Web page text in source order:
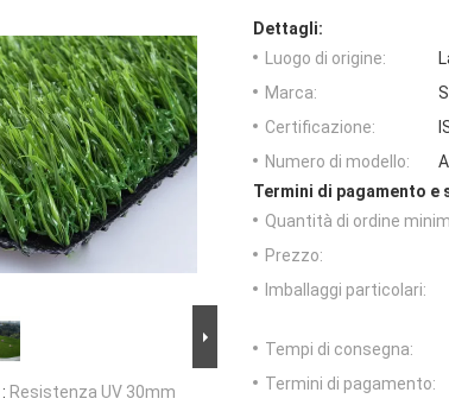
Resistenza UV 30mm
Dettagli:
Luogo di origine:
Marca:
Certificazione:
Numero di modello:
Termini di pagamento e
Quantità di ordine
Prezzo:
Imballaggi particolari:
Tempi di consegna:
Termini di pagamento: